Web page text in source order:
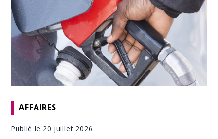
AFFAIRES
Publié le 20 juillet 2026